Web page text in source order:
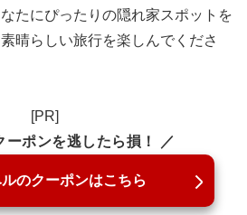
たにぴったりの隠れ家スポットを
晴らしい旅行を楽しんでくださ
[PR]
ーポンを逃したら損！ ／
のクーポンはこちら